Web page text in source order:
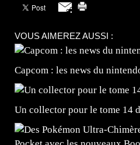
VOUS AIMEREZ AUSSI :
Capcom : les news du
Un collector pour le tome 14